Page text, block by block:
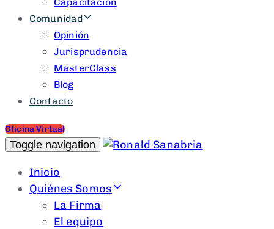
Comunidad
Opinión
Jurisprudencia
MasterClass
Blog
Contacto
Oficina Virtual
Toggle navigation
Inicio
Quiénes Somos
La Firma
El equipo